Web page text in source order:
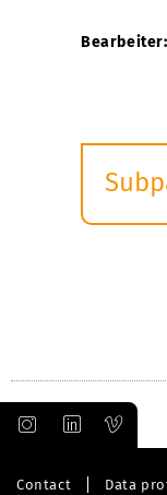
Bearbeiter:
Contact Data